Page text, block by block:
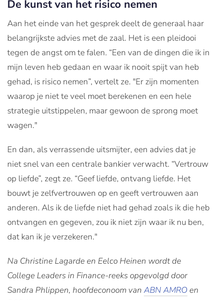
De kunst van het risico nemen
Aan het einde van het gesprek deelt de generaal haar
belangrijkste advies met de zaal. Het is een pleidooi
tegen de angst om te falen. “Een van de dingen die ik in
mijn leven heb gedaan en waar ik nooit spijt van heb
gehad, is risico nemen”, vertelt ze. "Er zijn momenten
waarop je niet te veel moet berekenen en een hele
strategie uitstippelen, maar gewoon de sprong moet
wagen."
En dan, als verrassende uitsmijter, een advies dat je
niet snel van een centrale bankier verwacht. “Vertrouw
op liefde”, zegt ze. “Geef liefde, ontvang liefde. Het
bouwt je zelfvertrouwen op en geeft vertrouwen aan
anderen. Als ik de liefde niet had gehad zoals ik die heb
ontvangen en gegeven, zou ik niet zijn waar ik nu ben,
dat kan ik je verzekeren."
Na Christine Lagarde en Eelco Heinen wordt de
College Leaders in Finance-reeks opgevolgd door
Sandra Phlippen, hoofdeconoom van ABN AMROen